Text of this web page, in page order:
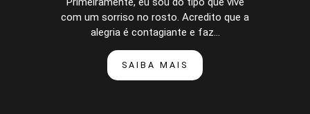
com um sorriso no rosto. Acredito que a
alegria é contagiante e faz...
SAIBA MAIS